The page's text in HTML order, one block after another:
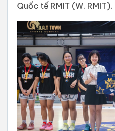
Quốc tế RMIT (W. RMIT).